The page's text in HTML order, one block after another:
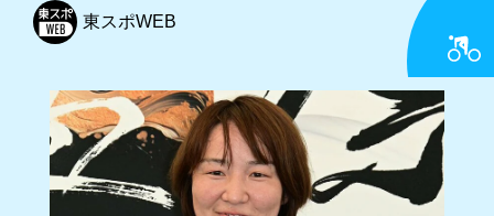
東スポWEB